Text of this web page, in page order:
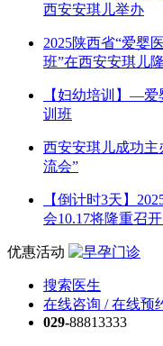
西安安琪儿举办
2025陕西省“爱婴
班”在西安安琪儿
【妇幼培训】—
训班
西安安琪儿成功主
流会”
【倒计时3天】
会10.17将隆重召开
优惠活动
搜索医生
在线咨询 / 在线预
029-88813333